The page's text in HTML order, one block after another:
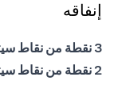
إنفاقه
3 نقطة من نقاط سيتي دولارز على المشتريات الدولية
2 نقطة من نقاط سيتي دولارز على المشتريات المحلية